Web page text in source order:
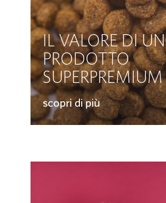
IL VALORE DI UN
PRODOTTO
SUPERPREMIUM
scopri di più